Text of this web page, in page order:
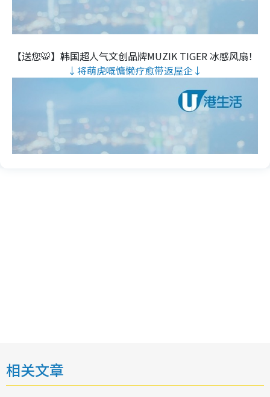
【送您🐯】韩国超人气文创品牌MUZIK TIGER 冰感风扇！
↓将萌虎嘅慵懒疗愈带返屋企↓
相关文章